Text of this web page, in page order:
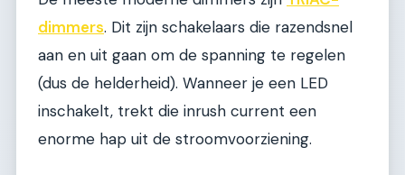
dimmers. Dit zijn schakelaars die razendsnel
aan en uit gaan om de spanning te regelen
(dus de helderheid). Wanneer je een LED
inschakelt, trekt die inrush current een
enorme hap uit de stroomvoorziening.